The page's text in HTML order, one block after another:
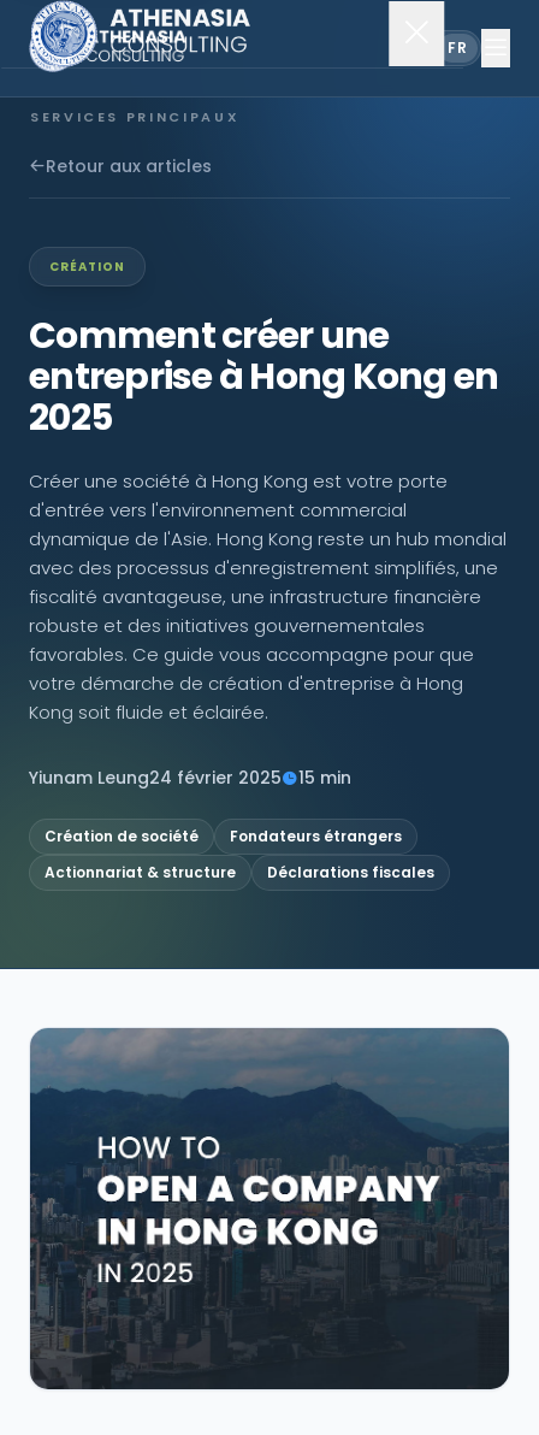
FR
SERVICES PRINCIPAUX
Constitution de société
EXPLORER
Actualités
NOUS SUIVRE
Contactez-nous
Retour aux articles
CRÉATION
Comment créer une
entreprise à Hong Kong en
2025
Créer une société à Hong Kong est votre porte
d'entrée vers l'environnement commercial
dynamique de l'Asie. Hong Kong reste un hub mondial
avec des processus d'enregistrement simplifiés, une
fiscalité avantageuse, une infrastructure financière
robuste et des initiatives gouvernementales
favorables. Ce guide vous accompagne pour que
votre démarche de création d'entreprise à Hong
Kong soit fluide et éclairée.
Yiunam Leung24 février 2025 15 min
Création de société
Fondateurs étrangers
Actionnariat & structure
Déclarations fiscales